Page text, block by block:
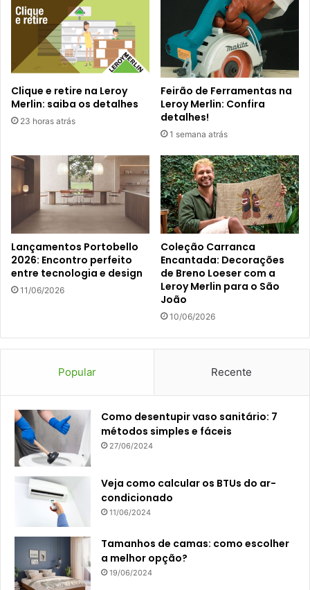
Clique e retire na Leroy
Merlin: saiba os detalhes
23 horas atrás
Feirão de Ferramentas na
Leroy Merlin: Confira
detalhes!
1 semana atrás
Lançamentos Portobello
2026: Encontro perfeito
entre tecnologia e design
11/06/2026
Coleção Carranca
Encantada: Decorações
de Breno Loeser com a
Leroy Merlin para o São
João
10/06/2026
Popular Recente
Como desentupir vaso sanitário: 7
métodos simples e fáceis
27/06/2024
Veja como calcular os BTUs do ar-
condicionado
11/06/2024
Tamanhos de camas: como escolher
a melhor opção?
19/06/2024